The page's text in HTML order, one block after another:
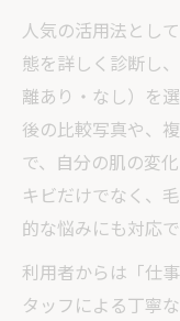
人気の活用法とし
態を詳しく診断し
離あり・なし）を
後の比較写真や、
で、自分の肌の変
キビだけでなく、
的な悩みにも対応
利用者からは「仕
タッフによる丁寧